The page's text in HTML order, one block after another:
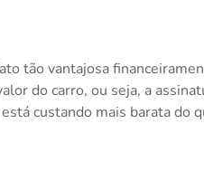
tão vantajosa
do carro, ou seja, a
custando mais barata do